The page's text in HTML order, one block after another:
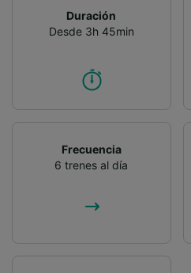
Duración
Desde 3h 45min
Frecuencia
6 trenes al día